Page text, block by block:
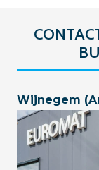
Wijnegem